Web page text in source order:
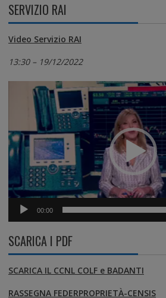
Z
I
O
N
E
C
O
L
I
SERVIZIO RAI
Video Servizio RAI
13:30 – 19/12/2022
00:00
SCARICA I PDF
SCARICA IL CCNL COLF e BADANTI
RASSEGNA FEDERPROPRIETÀ-CENSIS